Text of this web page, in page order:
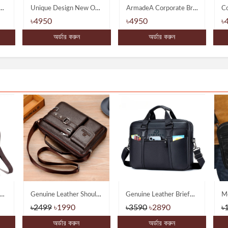
৳4950
অর্ডার করুন
৳4150
অর্ডার করুন
Multifunctional Wear belt Waist & Shoulder Bagss Genuine Leather Shoulder Messenger Bags
৳2499 ৳1990
অর্ডার করুন
Genuine Leather Briefcase Type Laptop Document Carry A4 Messenger Bags
৳3590 ৳2890
অর্ডার করুন